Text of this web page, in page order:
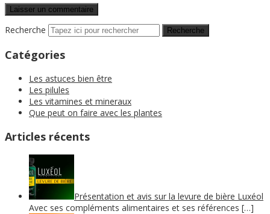
Recherche
Catégories
Les astuces bien être
Les pilules
Les vitamines et mineraux
Que peut on faire avec les plantes
Articles récents
Présentation et avis sur la levure de bière Luxéol
Avec ses compléments alimentaires et ses références […]